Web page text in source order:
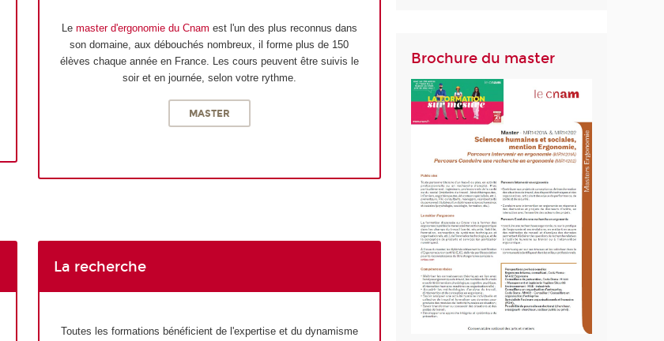
Le master d'ergonomie du Cnam est l'un des plus reconnus dans
son domaine, aux débouchés nombreux, il forme plus de 150
élèves chaque année en France. Les cours peuvent être suivis le
soir et en journée, selon votre rythme.
MASTER
La recherche
Toutes les formations bénéficient de l'expertise et du dynamisme
Brochure du master